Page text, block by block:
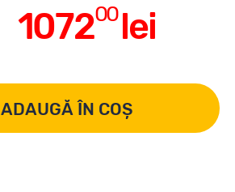
107200lei
ADAUGĂ ÎN COȘ